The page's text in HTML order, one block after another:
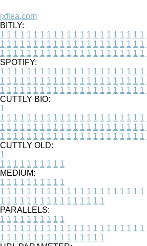
jxflea.com
BITLY:
1 1 1 1 1 1 1 1 1 1 1 1 1 1 1 1 1 1 1 1 1 1
1 1 1 1 1 1 1 1 1 1 1 1 1 1 1 1 1 1 1 1 1 1
1 1 1 1 1 1 1 1 1 1 1 1 1 1 1 1 1 1 1 1 1 1
SPOTIFY:
1 1 1 1 1 1 1 1 1 1 1 1 1 1 1 1 1 1 1 1 1 1
1 1 1 1 1 1 1 1 1 1 1 1 1 1 1 1 1 1 1 1 1 1
1 1 1 1 1 1 1 1 1 1 1 1 1 1 1 1 1 1 1 1 1 1
CUTTLY BIO:
1
1 1 1 1 1 1 1 1 1 1 1 1 1 1 1 1 1 1 1 1 1 1
1 1 1 1 1 1 1 1 1 1 1 1 1 1 1 1 1 1 1 1 1 1
1 1 1 1 1 1 1 1 1 1 1 1 1 1 1 1 1 1 1 1 1 1
CUTTLY OLD:
1
1 1 1 1 1 1 1 1 1 1
MEDIUM:
1 1 1 1 1 1 1 1 1 1
1 1 1 1 1 1 1 1 1 1 1 1 1 1 1 1 1 1 1 1 1 1
1 1 1 1 1 1 1 1 1 1 1 1 1 1 1 1
PARALLELS:
1 1 1 1 1 1 1 1 1 1
1 1 1 1 1 1 1 1 1 1 1 1 1 1 1 1 1 1 1 1 1 1
1 1 1 1 1 1 1 1 1 1 1 1 1 1 1 1